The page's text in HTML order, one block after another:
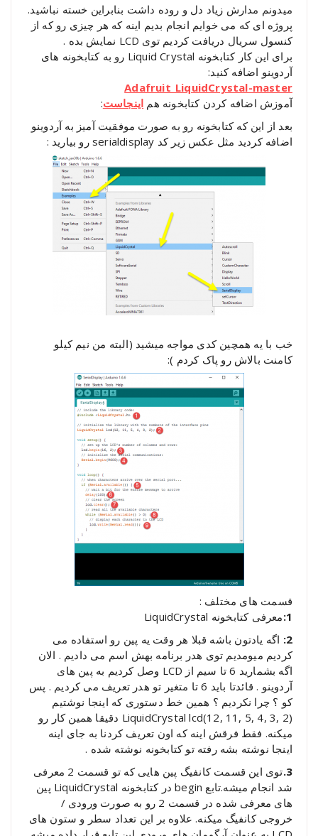
میدونم مدارش زیاد دل و روده داشت بنابراین خسته نباشید.
پروژه ای که می خوایم انجام بدیم اینه که هر چیزی رو که از
کنسول سریال دریافت کردیم توی LCD نمایش بده .
برای این کار کتابخونه Liquid Crystal رو به کتابخونه های
آردوینو اضافه کنید:
Adafruit_LiquidCrystal-master
آموزش اضافه کردن کتابخونه هم اینجاست:
بعد از این که کتابخونه رو به صورت موفقیت آمیز به آردوینو
اضافه کردید مثل عکس زیر کد serialdisplay رو بیارید :
خب با یه همچین کدی مواجه میشید (البته من نیم کیلو
کامنت بالاش رو پاک کردم ):
قسمت های مختلف :
1: معرفی کتابخونه LiquidCrystal
2: اگه یادتون باشه قبلا هر وقت یه پین رو استفاده می
کردیم میومدیم توی هدر برنامه بهش اسم می دادیم . الان
اگه بشمارید 6 تا سیم از LCD وصل کردیم به پین های
آردوینو . قائدتا باید 6 تا متغیر تو هدر تعریف می کردیم . پس
کو ؟ چرا نکردیم ؟ همین خط دستوری که اینجا نوشتیم
(LiquidCrystal lcd(12, 11, 5, 4, 3, 2 دقیقا همین کار رو
میکنه. فقط فرقش اینه که اون تعریف کردنا به جای اینه
اینجا نوشته بشه رفته تو کتابخونه نوشته شده .
3.
توی این قسمت کانفیگ پین هایی که تو قسمت 2 معرفی
شد انجام میشه.تابع begin در کتابخونه LiquidCrystal پین
های معرفی شده در قسمت 2 رو به صورت ورودی /
خروجی کانفیگ میکنه. علاوه بر این تعداد سطر و ستون های